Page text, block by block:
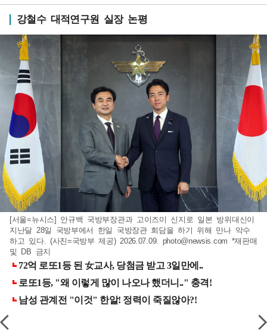
강철수 대적연구원 실장 논평
[서울=뉴시스] 안규백 국방부장관과 고이즈미 신지로 일본 방위대신이
지난달 28일 국방부에서 한일 국방장관 회담을 하기 위해 만나 악수
하고 있다. (사진=국방부 제공) 2026.07.09. photo@newsis.com *재판매
및 DB 금지